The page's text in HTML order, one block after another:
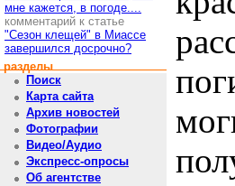
мне кажется, в погоде....
комментарий к статье
"Сезон клещей" в Миассе
завершился досрочно?
разделы
Поиск
Карта сайта
Архив новостей
Фотографии
Видео/Аудио
Экспресс-опросы
Об агентстве